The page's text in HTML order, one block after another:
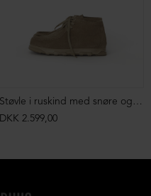
Støvle i ruskind med snøre og markant syning
DKK 2.599,00